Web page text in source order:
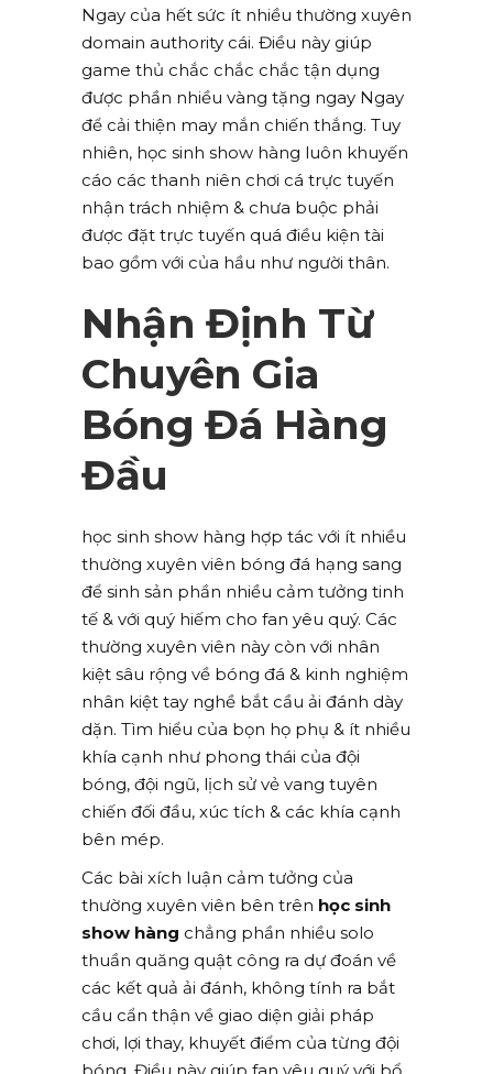
Ngay của hết sức ít nhiều thường xuyên
domain authority cái. Điều này giúp
game thủ chắc chắc chắc tận dụng
được phần nhiều vàng tặng ngay Ngay
để cải thiện may mắn chiến thắng. Tuy
nhiên, học sinh show hàng luôn khuyến
cáo các thanh niên chơi cá trực tuyến
nhận trách nhiệm & chưa buộc phải
được đặt trực tuyến quá điều kiện tài
bao gồm với của hầu như người thân.
Nhận Định Từ
Chuyên Gia
Bóng Đá Hàng
Đầu
học sinh show hàng hợp tác với ít nhiều
thường xuyên viên bóng đá hạng sang
để sinh sản phần nhiều cảm tưởng tinh
tế & với quý hiếm cho fan yêu quý. Các
thường xuyên viên này còn với nhân
kiệt sâu rộng về bóng đá & kinh nghiệm
nhân kiệt tay nghề bắt cầu ải đánh dày
dặn. Tìm hiểu của bọn họ phụ & ít nhiều
khía cạnh như phong thái của đội
bóng, đội ngũ, lịch sử vẻ vang tuyên
chiến đối đầu, xúc tích & các khía cạnh
bên mép.
Các bài xích luận cảm tưởng của
thường xuyên viên bên trên học sinh
show hàng chẳng phần nhiều solo
thuần quăng quật công ra dự đoán về
các kết quả ải đánh, không tính ra bắt
cầu cẩn thận về giao diện giải pháp
chơi, lợi thay, khuyết điểm của từng đội